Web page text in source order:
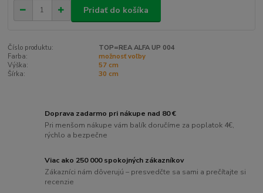
Pridať do košíka
Číslo produktu:
TOP=REA ALFA UP 004
Farba:
možnosť voľby
Výška:
57 cm
Šírka:
30 cm
Doprava zadarmo pri nákupe nad 80 €
Pri menšom nákupe vám balík doručíme za poplatok 4€,
rýchlo a bezpečne
Viac ako 250 000 spokojných zákazníkov
Zákazníci nám dôverujú – presvedčte sa sami a prečítajte si
recenzie